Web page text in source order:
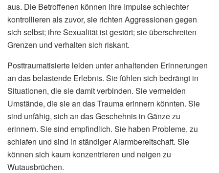
aus. Die Betroffenen können ihre Impulse schlechter
kontrollieren als zuvor, sie richten Aggressionen gegen
sich selbst; ihre Sexualität ist gestört; sie überschreiten
Grenzen und verhalten sich riskant.
Posttraumatisierte leiden unter anhaltenden Erinnerungen
an das belastende Erlebnis. Sie fühlen sich bedrängt in
Situationen, die sie damit verbinden. Sie vermeiden
Umstände, die sie an das Trauma erinnern könnten. Sie
sind unfähig, sich an das Geschehnis in Gänze zu
erinnern. Sie sind empfindlich. Sie haben Probleme, zu
schlafen und sind in ständiger Alarmbereitschaft. Sie
können sich kaum konzentrieren und neigen zu
Wutausbrüchen.